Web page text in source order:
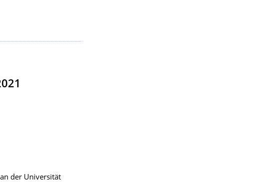
der Universität